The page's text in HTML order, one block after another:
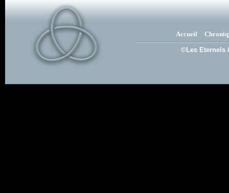
Accueil
©Les Eternels